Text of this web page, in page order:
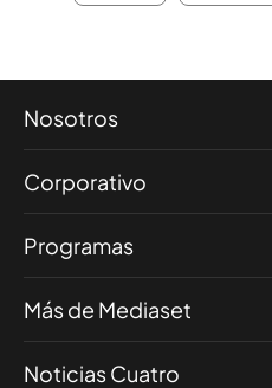
Nosotros
Corporativo
Programas
Más de Mediaset
Noticias Cuatro